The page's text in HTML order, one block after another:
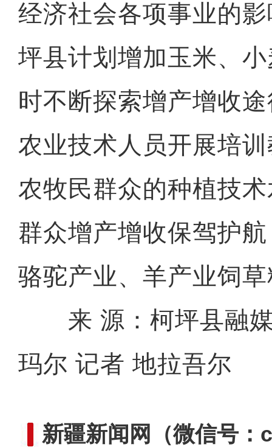
经济社会各项事业的
坪县计划增加玉米、
时不断探索增产增收
农业技术人员开展培
农牧民群众的种植技
群众增产增收保驾护
骆驼产业、羊产业饲
来 源：柯坪县融媒
玛尔 记者 地拉吾尔
新疆新闻网 （微信号